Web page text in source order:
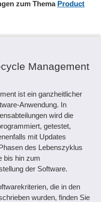
zum Thema Product
Management
ist ein ganzheitlicher
Anwendung. In
wird die
getestet,
mit Updates
des Lebenszyklus
bis hin zum
der Software.
die in den
wurden, finden Sie